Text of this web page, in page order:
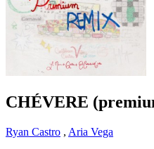
CHÉVERE
Ryan Castro , Aria Vega